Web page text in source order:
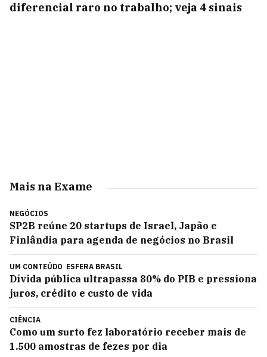
diferencial raro no trabalho; veja 4 sinais
Mais na Exame
NEGÓCIOS
SP2B reúne 20 startups de Israel, Japão e
Finlândia para agenda de negócios no Brasil
UM CONTEÚDO ESFERA BRASIL
Dívida pública ultrapassa 80% do PIB e pressiona
juros, crédito e custo de vida
CIÊNCIA
Como um surto fez laboratório receber mais de
1.500 amostras de fezes por dia